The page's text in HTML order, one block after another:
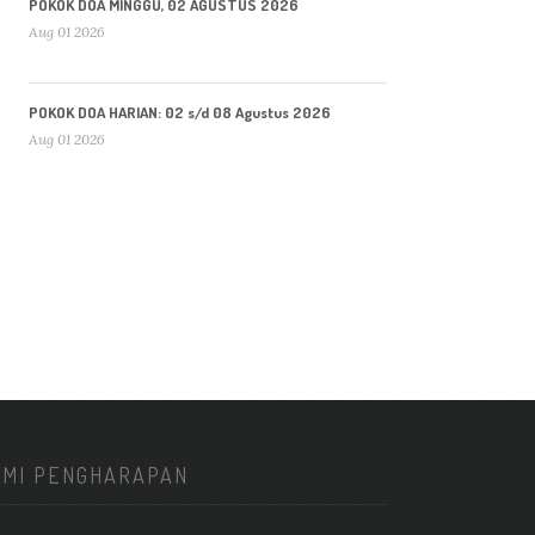
POKOK DOA MINGGU, 02 AGUSTUS 2026
Aug 01 2026
POKOK DOA HARIAN: 02 s/d 08 Agustus 2026
Aug 01 2026
PENGHARAPAN